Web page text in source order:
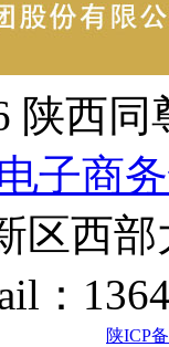
陕西
子商
区西
：
陕ICP